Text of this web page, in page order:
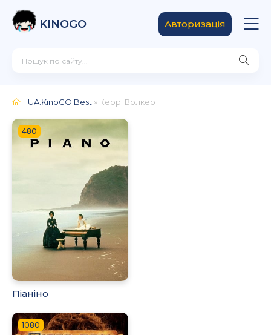
KINOGO Авторизація
UA.KinoGO.Best » Керрі Волкер
480
Піаніно
1080